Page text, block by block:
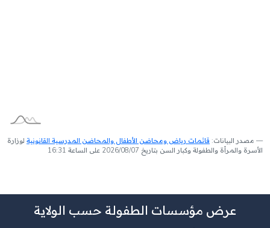
مصدر البيانات: قائمات رياض ومحاضن الأطفال والمحاضن المدرسية القانونية لوزارة
الأسرة والمرأة والطفولة وكبار السن بتاريخ 2026/08/07 على الساعة 16:31
عرض مؤسسات الطفولة حسب الولاية